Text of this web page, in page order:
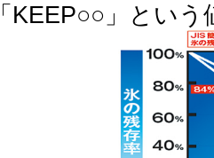
「KEEP○○」とい